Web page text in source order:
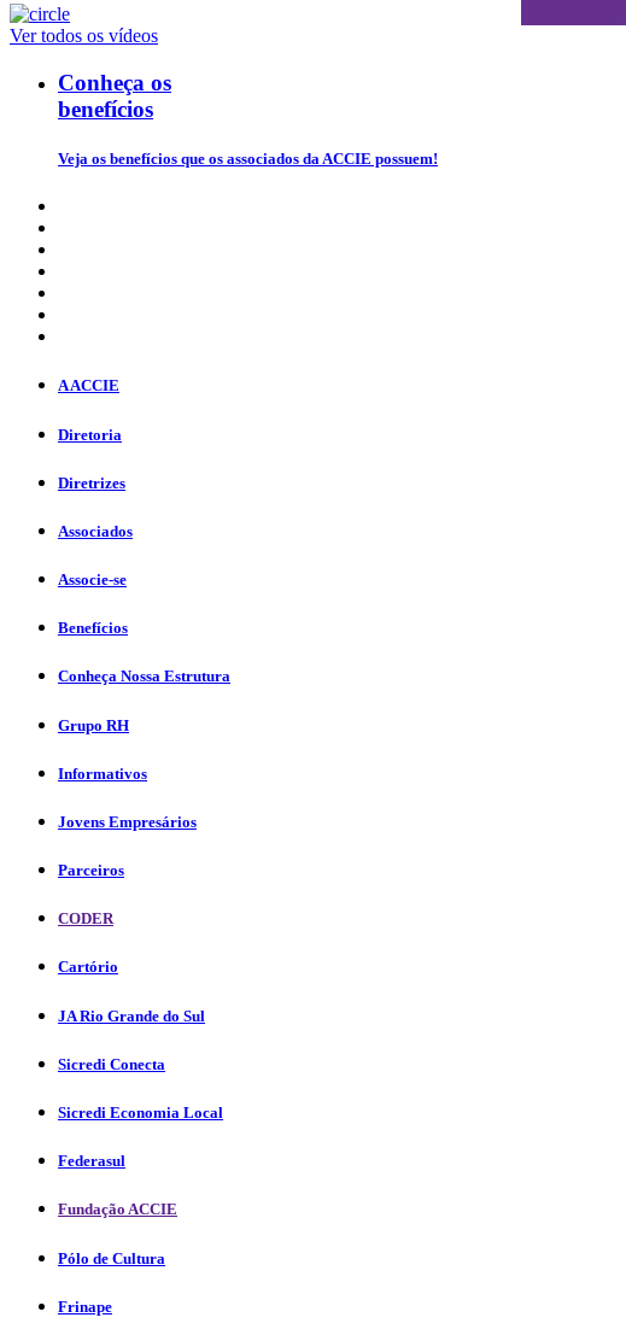
Ver todos os vídeos
Conheça os
benefícios
Veja os benefícios que os associados da ACCIE possuem!
A ACCIE
Diretoria
Diretrizes
Associados
Associe-se
Benefícios
Conheça Nossa Estrutura
Grupo RH
Informativos
Jovens Empresários
Parceiros
CODER
Cartório
JA Rio Grande do Sul
Sicredi Conecta
Sicredi Economia Local
Federasul
Fundação ACCIE
Pólo de Cultura
Frinape